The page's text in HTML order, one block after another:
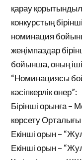
қарау
конкурстың
номинация
жеңімпаздар
бойынша, оның
“Номинациясы
кәсіпкерлік өнер”:
Бірінші орынға –
көрсету
Екінші орын –
Екінші орын –